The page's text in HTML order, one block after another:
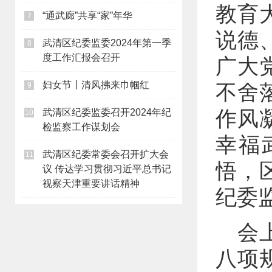
7 “通武廊”共享“家”年华
8
武清区纪委监委2024年第一季
度工作汇报会召开
9 妇女节丨清风拂来巾帼红
10
武清区纪委监委召开2024年纪
检监察工作谋划会
11
武清区纪委常委会召开扩大会
议 传达学习贯彻习近平总书记
视察天津重要讲话精神
教育
说德
广大
不舍
作风
幸福
悟，
纪委
会
八项